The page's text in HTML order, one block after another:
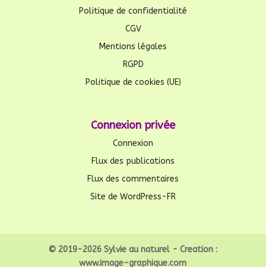
Politique de confidentialité
CGV
Mentions légales
RGPD
Politique de cookies (UE)
Connexion privée
Connexion
Flux des publications
Flux des commentaires
Site de WordPress-FR
© 2019-2026 Sylvie au naturel - Creation :
www.image-graphique.com